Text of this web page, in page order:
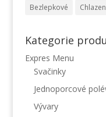
Bezlepkové
Kategorie
Expres Menu
Svačinky
Jednoporcové
Vývary